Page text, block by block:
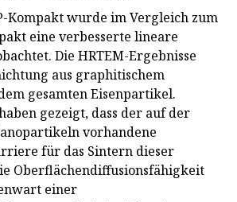
Kompakt wurde im Vergleich zum
eine verbesserte lineare
Die HRTEM-Ergebnisse
aus graphitischem
gesamten Eisenpartikel.
gezeigt, dass der auf der
vorhandene
für das Sintern dieser
Oberflächendiffusionsfähigkeit
einer